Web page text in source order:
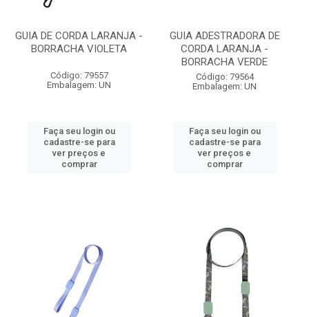
GUIA DE CORDA LARANJA -
BORRACHA VIOLETA
Código: 79557
Embalagem: UN
Faça seu login ou
cadastre-se para
ver preços e
comprar
GUIA ADESTRADORA DE
CORDA LARANJA -
BORRACHA VERDE
Código: 79564
Embalagem: UN
Faça seu login ou
cadastre-se para
ver preços e
comprar